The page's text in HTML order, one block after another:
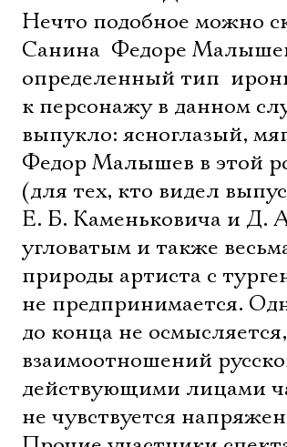
Нечто подобное можно
Санина  Федоре
определенный тип 
к персонажу в данном
выпукло: ясноглазый,
Федор Малышев в этой
(для тех, кто видел
Е. Б. Каменьковича и Д.
угловатым и также
природы артиста с
не предпринимается.
до конца не
взаимоотношений
действующими лицами
не чувствуется